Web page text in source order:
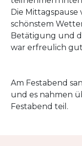
Die Mittagspause
schönstem
Betätigung und
war erfreulich
Am Festabend
und es nahmen
Festabend teil.